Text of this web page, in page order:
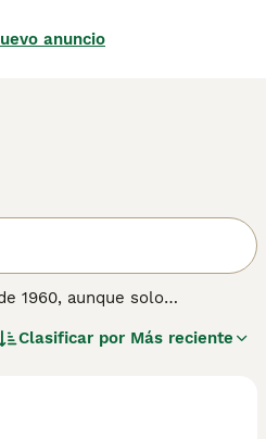
anuncio
1960, aunque solo
distinguir por su cola más
el American Bobtail a
en consonancia con su
pelo corto American Bobtail
Clasificar por Más reciente